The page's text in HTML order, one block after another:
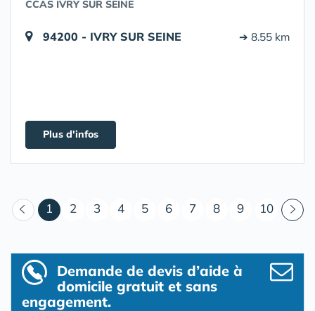
CCAS IVRY SUR SEINE
94200 - IVRY SUR SEINE ➔ 8.55 km
Plus d'infos
1 (courant)
2 3 4 5 6 7 8 9 10
Demande de devis d’aide à
domicile gratuit et sans
engagement.